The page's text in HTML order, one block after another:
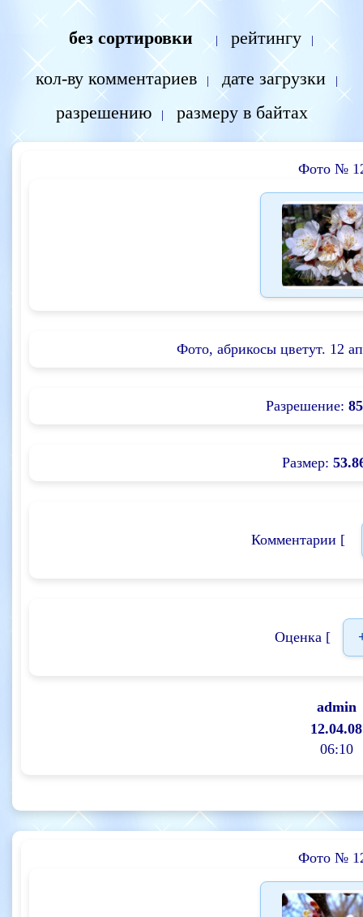
без сортировки | рейтингу |
кол-ву комментариев | дате загрузки |
разрешению | размеру в байтах
Фото №
Фото, абрикосы цветут. 12
Разрешение:
Размер:
Комментарии [
Оценка [
admin
12.04.08
06:10
Фото №